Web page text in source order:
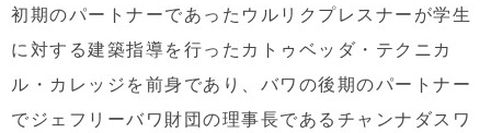
初期のパートナーであったウルリクプレスナーが学生
に対する建築指導を行ったカトゥベッダ・テクニカ
ル・カレッジを前身であり、バワの後期のパートナー
でジェフリーバワ財団の理事長であるチャンナダスワ